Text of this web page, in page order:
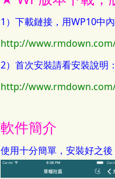
1）下載鏈接，用WP10中
http://
2）首次安裝請看安裝說明
http://
軟件簡介
使用十分簡單，安裝好之